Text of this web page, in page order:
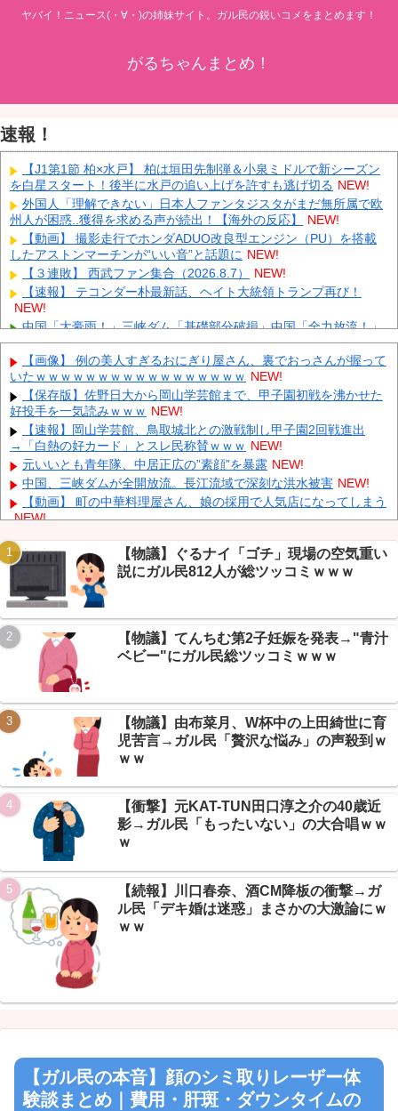
ヤバイ！ニュース(・∀・)の姉妹サイト。ガル民の鋭いコメをまとめます！
がるちゃんまとめ！
速報！
【J1第1節 柏×水戸】 柏は垣田先制弾＆小泉ミドルで新シーズン
を白星スタート！後半に水戸の追い上げを許すも逃げ切る NEW!
外国人「理解できない」日本人ファンタジスタがまだ無所属で欧
州人が困惑..獲得を求める声が続出！【海外の反応】
NEW!
【動画】 撮影走行でホンダADUO改良型エンジン（PU）を搭載
したアストンマーチンが“いい音”と話題に NEW!
【３連敗】 西武ファン集合（2026.8.7）
NEW!
【速報】 テコンダー朴最新話、ヘイト大統領トランプ再び！
NEW!
中国「大豪雨！」三峡ダム「基礎部分破損」中国「全力放流！」
台風13号「中国上陸予測」台風15号「中国接近（画像」中国「台風
同時上陸！（穀物生産が壊滅危機」→ NEW!
【悲報】 中国、橋の欄干が強風一発で粉々に 鉄筋ゼロ 当局「接
着剤でくっつけただけ」「正常で、品質問題はない」 NEW!
【悲報】 週刊誌、好き放題書きまくる 高市早苗首相は新公用車
の贅を尽くした後部座席でたばこを吸うのが至福の時間「どんどん
延びる乗車時間」 NEW!
中国人のリウさん、新エネ車で国境越えたら遠隔操作で30時間ロ
ックされる！ NEW!
K-POPアイドルの約半数が3年後には姿を消す…損益分岐点突破
は4％未満
Powered by livedoor 相互RSS
【画像】 例の美人すぎるおにぎり屋さん、裏でおっさんが握って
いたｗｗｗｗｗｗｗｗｗｗｗｗｗｗｗｗｗ NEW!
【保存版】佐野日大から岡山学芸館まで、甲子園初戦を沸かせた
好投手を一気読みｗｗｗ NEW!
【速報】岡山学芸館、鳥取城北との激戦制し甲子園2回戦進出
→「白熱の好カード」とスレ民称賛ｗｗｗ NEW!
元いいとも青年隊、中居正広の”素顔”を暴露 NEW!
中国、三峡ダムが全開放流。長江流域で深刻な洪水被害 NEW!
【動画】 町の中華料理屋さん、娘の採用で人気店になってしまう
NEW!
ない人は？」ｗｗｗ
NEW!
【まとめ】脱税税務署職員、懲戒免職→詐欺容疑も発覚→+民
「まだ増えるだろ」ｗｗｗ
ロシアさん、国民の財産を没収しはじめる
【朗報】10億円で「ン」で終わる食べ物縛りボタン→ガリレオ民
が本気検証したら余裕だったｗｗｗ NEW!
Powered by livedoor 相互RSS
【物議】ぐるナイ「ゴチ」現場の空気重い
説にガル民812人が総ツッコミｗｗｗ
【物議】てんちむ第2子妊娠を発表→"青汁
ベビー"にガル民総ツッコミｗｗｗ
【物議】由布菜月、W杯中の上田綺世に育
児苦言→ガル民「贅沢な悩み」の声殺到ｗ
ｗｗ
【衝撃】元KAT-TUN田口淳之介の40歳近
影→ガル民「もったいない」の大合唱ｗｗ
ｗ
【続報】川口春奈、酒CM降板の衝撃→ガ
ル民「デキ婚は迷惑」まさかの大激論にｗ
ｗｗ
【ガル民の本音】顔のシミ取りレーザー体
験談まとめ｜費用・肝斑・ダウンタイムの